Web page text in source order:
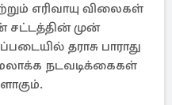
எரிவாயு விலைகள்
சட்டத்தின் முன்
தராசு பாராது
நடவடிக்கைகள்